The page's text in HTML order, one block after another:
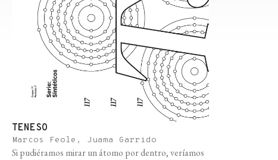
TENESO
Marcos Feole, Juama Garrido
Si pudiéramos mirar un átomo por dentro, veríamos